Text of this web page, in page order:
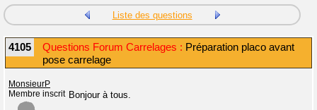
Liste des questions
4105 Questions Forum Carrelages : Préparation placo avant
pose carrelage
MonsieurP
Membre inscrit Bonjour à tous.